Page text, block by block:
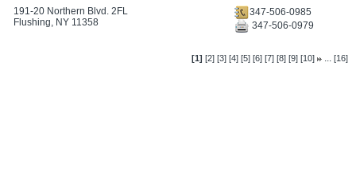
191-20 Northern Blvd. 2FL
Flushing, NY 11358
347-506-0985
347-506-0979
[1] [2] [3] [4] [5] [6] [7] [8] [9] [10] ... [16]